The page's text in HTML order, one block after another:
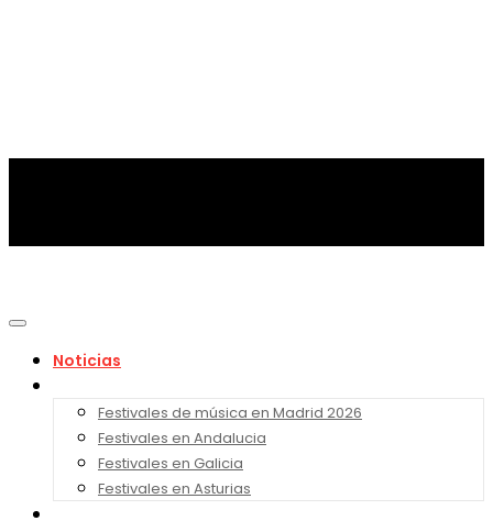
Noticias
Festivales de música en Madrid 2026
Festivales en Andalucia
Festivales en Galicia
Festivales en Asturias